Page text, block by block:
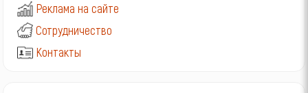
Реклама на сайте
Сотрудничество
Контакты